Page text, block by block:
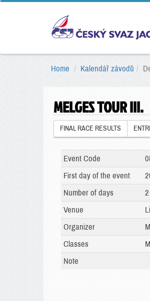
Home Kalendář závodů
MELGES TOUR III.
FINAL RACE RESULTS
Event Code
First day of the event
Number of days
2
Venue
Organizer
Classes
Note